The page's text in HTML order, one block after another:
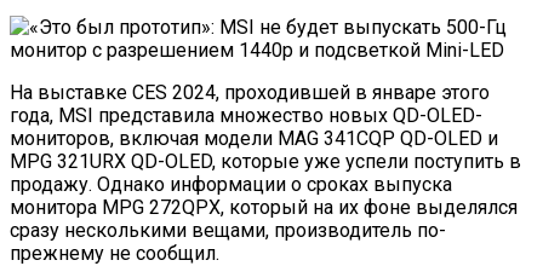
На выставке CES 2024, проходившей в январе этого
года, MSI представила множество новых QD-OLED-
мониторов, включая модели MAG 341CQP QD-OLED и
MPG 321URX QD-OLED, которые уже успели поступить в
продажу. Однако информации о сроках выпуска
монитора MPG 272QPX, который на их фоне выделялся
сразу несколькими вещами, производитель по-
прежнему не сообщил.